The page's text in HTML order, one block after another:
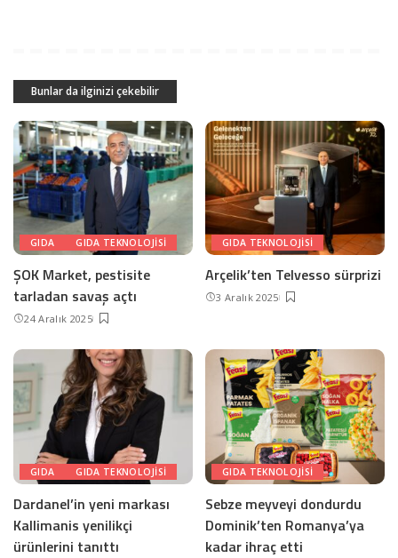
Bunlar da ilginizi çekebilir
GIDA GIDA TEKNOLOJISI
ŞOK Market, pestisite
tarladan savaş açtı
24 Aralık 2025
GIDA TEKNOLOJISI
Arçelik’ten Telvesso sürprizi
3 Aralık 2025
GIDA GIDA TEKNOLOJISI
Dardanel’in yeni markası
Kallimanis yenilikçi
ürünlerini tanıttı
GIDA TEKNOLOJISI
Sebze meyveyi dondurdu
Dominik’ten Romanya’ya
kadar ihraç etti